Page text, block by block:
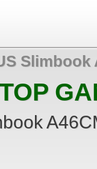
Slimbook